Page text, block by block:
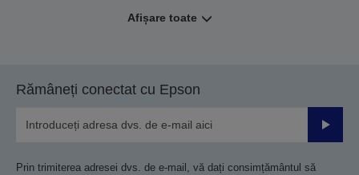
Afișare toate
Rămâneți conectat cu Epson
Prin trimiterea adresei dvs. de e-mail, vă dați consimțământul să